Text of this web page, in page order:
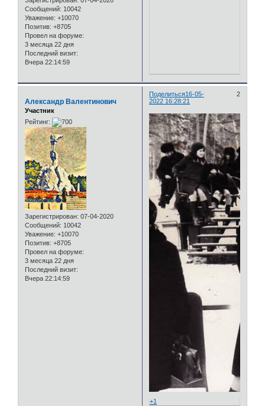
Сообщений: 10042
Уважение: +10070
Позитив: +8705
Провел на форуме:
3 месяца 22 дня
Последний визит:
Вчера 22:14:59
Поделиться 2
16-05-
2022 16:28:21
Александр Валентинович
Участник
Рейтинг:
Зарегистрирован: 07-04-2020
Сообщений: 10042
Уважение: +10070
Позитив: +8705
Провел на форуме:
3 месяца 22 дня
Последний визит:
Вчера 22:14:59
+1